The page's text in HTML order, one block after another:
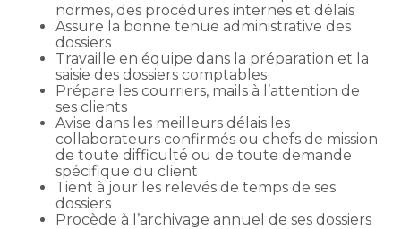
normes, des procédures internes et délais
Assure la bonne tenue administrative des
dossiers
Travaille en équipe dans la préparation et la
saisie des dossiers comptables
Prépare les courriers, mails à l’attention de
ses clients
Avise dans les meilleurs délais les
collaborateurs confirmés ou chefs de mission
de toute difficulté ou de toute demande
spécifique du client
Tient à jour les relevés de temps de ses
dossiers
Procède à l’archivage annuel de ses dossiers